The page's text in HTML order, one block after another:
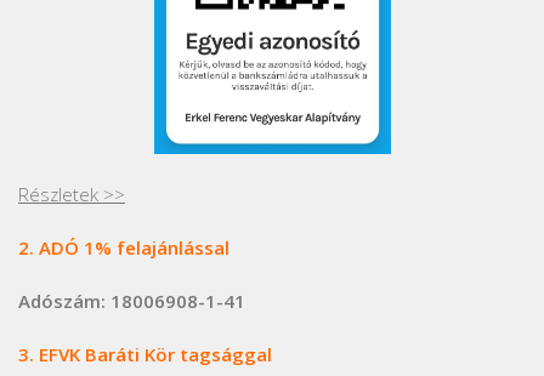
Részletek >>
2. ADÓ 1% felajánlással
Adószám: 18006908-1-41
3. EFVK Baráti Kör tagsággal